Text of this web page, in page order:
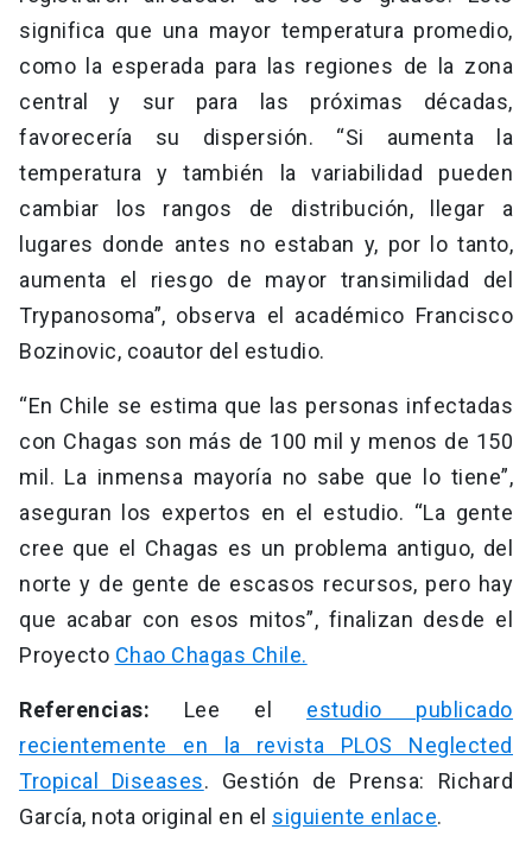
significa que una mayor temperatura promedio,
como la esperada para las regiones de la zona
central y sur para las próximas décadas,
favorecería su dispersión. “Si aumenta la
temperatura y también la variabilidad pueden
cambiar los rangos de distribución, llegar a
lugares donde antes no estaban y, por lo tanto,
aumenta el riesgo de mayor transimilidad del
Trypanosoma”, observa el académico Francisco
Bozinovic, coautor del estudio.
“En Chile se estima que las personas infectadas
con Chagas son más de 100 mil y menos de 150
mil. La inmensa mayoría no sabe que lo tiene”,
aseguran los expertos en el estudio. “La gente
cree que el Chagas es un problema antiguo, del
norte y de gente de escasos recursos, pero hay
que acabar con esos mitos”, finalizan desde el
Proyecto Chao Chagas Chile.
Referencias: Lee el estudio publicado
recientemente en la revista PLOS Neglected
Tropical Diseases. Gestión de Prensa: Richard
García, nota original en el siguiente enlace.